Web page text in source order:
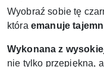
Wyobraź sobie tę
która emanuje
Wykonana z
nie tylko przepiękna,